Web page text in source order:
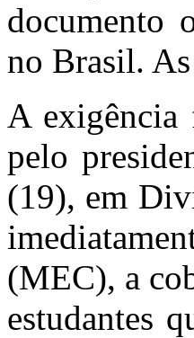
documento
no Brasil.
A exigência
pelo
(19), em
(MEC), a
estudantes